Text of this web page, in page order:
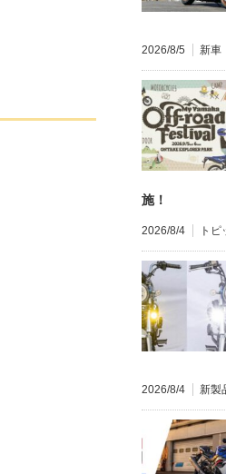
2026/8/5 新車
施！
2026/8/4 トピ
2026/8/4 新製